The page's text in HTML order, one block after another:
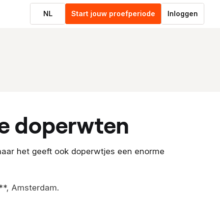
NL Start jouw proefperiode Inloggen
doperwten
het geeft ook doperwtjes een enorme
Amsterdam.